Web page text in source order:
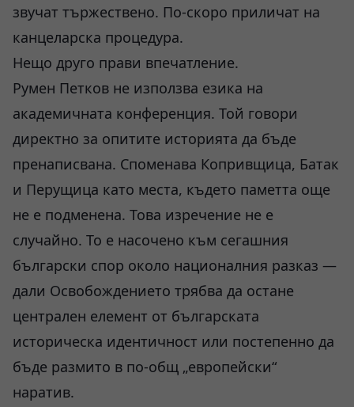
звучат тържествено. По-скоро приличат на
канцеларска процедура.
Нещо друго прави впечатление.
Румен Петков не използва езика на
академичната конференция. Той говори
директно за опитите историята да бъде
пренаписвана. Споменава Копривщица, Батак
и Перущица като места, където паметта още
не е подменена. Това изречение не е
случайно. То е насочено към сегашния
български спор около националния разказ —
дали Освобождението трябва да остане
централен елемент от българската
историческа идентичност или постепенно да
бъде размито в по-общ „европейски“
наратив.